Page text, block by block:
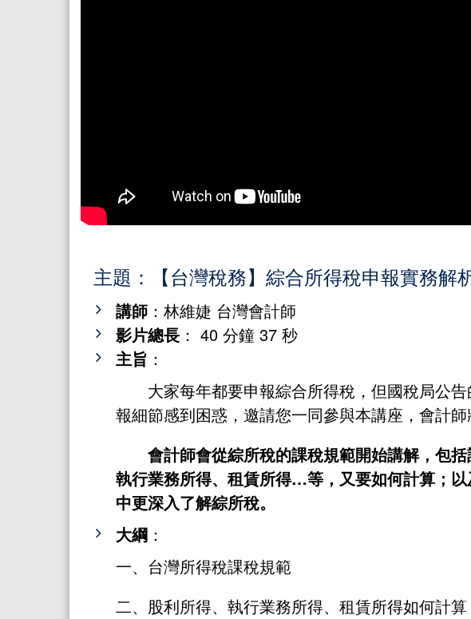
主題：【台灣稅務】綜合所得稅申報實務解
講師：林維婕 台灣會計師
影片總長： 40 分鐘 37 秒
主旨 ：
大家每年都要申報綜合所得稅，但國稅局公
報細節感到困惑，邀請您一同參與本講座，會計師
會計師會從綜所稅的課稅規範開始講解，包
執行業務所得、租賃所得…等，又要如何計算；
中更深入了解綜所稅。
大綱：
一、台灣所得稅課稅規範
二、股利所得、執行業務所得、租賃所得如何計算